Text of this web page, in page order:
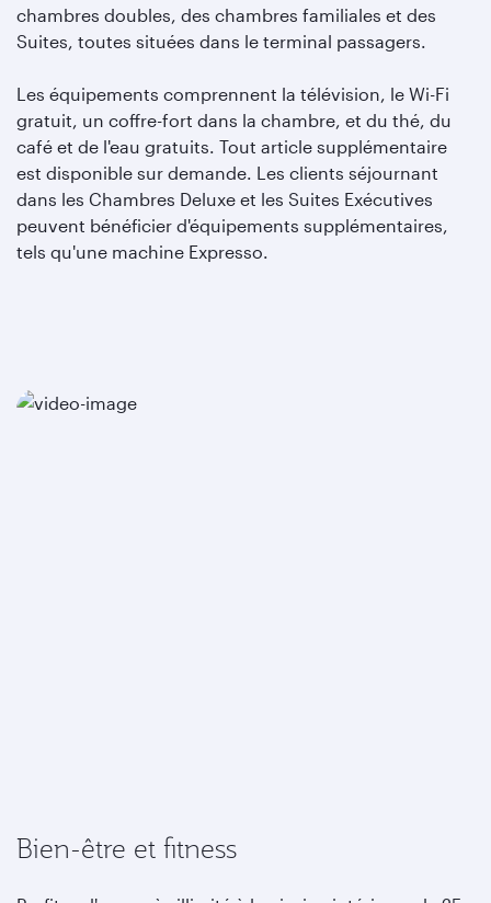
chambres doubles, des chambres familiales et des
Suites, toutes situées dans le terminal passagers.
Les équipements comprennent la télévision, le Wi-Fi
gratuit, un coffre-fort dans la chambre, et du thé, du
café et de l'eau gratuits. Tout article supplémentaire
est disponible sur demande. Les clients séjournant
dans les Chambres Deluxe et les Suites Exécutives
peuvent bénéficier d'équipements supplémentaires,
tels qu'une machine Expresso.
Bien-être et fitness